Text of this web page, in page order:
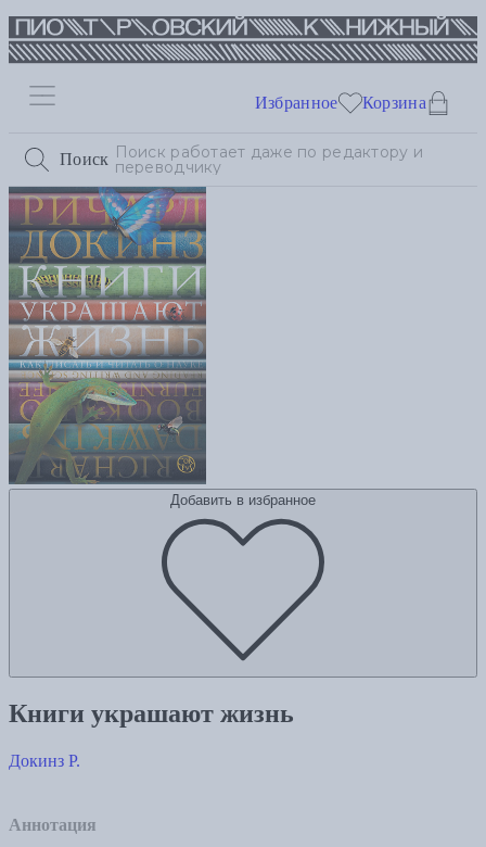
Поиск
Избранное Корзина
Добавить в избранное
Книги украшают жизнь
Докинз Р.
Аннотация